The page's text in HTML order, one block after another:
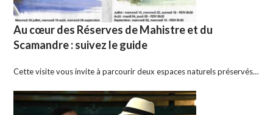
Au cœur des Réserves de Mahistre et du
Scamandre : suivez le guide
Cette visite vous invite à parcourir deux espaces naturels préservés…